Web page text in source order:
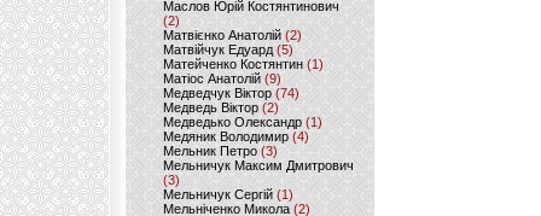
Маслов Юрій Костянтинович
(2)
Матвієнко Анатолій (2)
Матвійчук Едуард(5)
Матейченко Костянтин (1)
Матіос Анатолій (9)
Медведчук Віктор(74)
Медведь Віктор (2)
Медведько Олександр (1)
Медяник Володимир(4)
Мельник Петро (3)
Мельничук Максим Дмитрович
(3)
Мельничук Сергій (1)
Мельніченко Микола (2)